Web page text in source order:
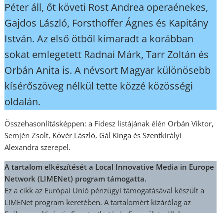
Péter áll, őt követi Rost Andrea operaénekes,
Gajdos László, Forsthoffer Ágnes és Kapitány
István. Az első ötből kimaradt a korábban
sokat emlegetett Radnai Márk, Tarr Zoltán és
Orbán Anita is. A névsort Magyar különösebb
kísérőszöveg nélkül tette közzé közösségi
oldalán.
Összehasonlításképpen: a Fidesz listájának élén Orbán Viktor,
Semjén Zsolt, Kövér László, Gál Kinga és Szentkirályi
Alexandra szerepel.
A tartalom elkészítését a Local Innovative Media in Europe
Network (LIMENet) program támogatta.
Ez a cikk az Európai Unió pénzügyi támogatásával készült a
LIMENet program keretében. A tartalomért kizárólag az